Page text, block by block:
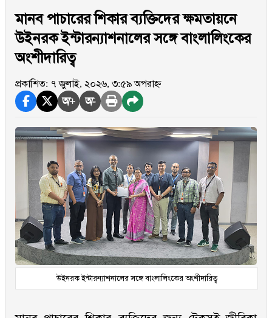
মানব পাচারের শিকার ব্যক্তিদের ক্ষমতায়নে
উইনরক ইন্টারন্যাশনালের সঙ্গে বাংলালিংকের
অংশীদারিত্ব
প্রকাশিত: ৭ জুলাই, ২০২৬, ৩:৫৯ অপরাহ্ন
অ+ অ-
উইনরক ইন্টারন্যাশনালের সঙ্গে বাংলালিংকের অংশীদারিত্ব